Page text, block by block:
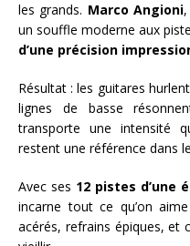
les grands. Marco Angioni
un souffle moderne aux
d’une précision
Résultat : les guitares
lignes de basse
transporte une intensité
restent une référence dans
Avec ses 12 pistes d’une
incarne tout ce qu’on
acérés, refrains épiques, et